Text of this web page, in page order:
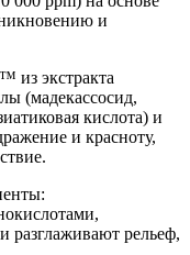
и
из экстракта
(мадекассосид,
кислота) и
и красноту,
разглаживают рельеф,